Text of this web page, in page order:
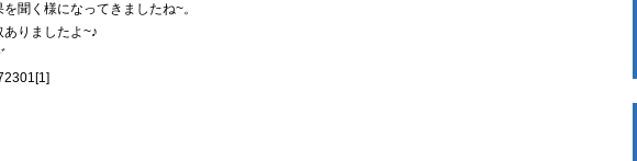
聞く様になってきましたね~。
ありましたよ~♪